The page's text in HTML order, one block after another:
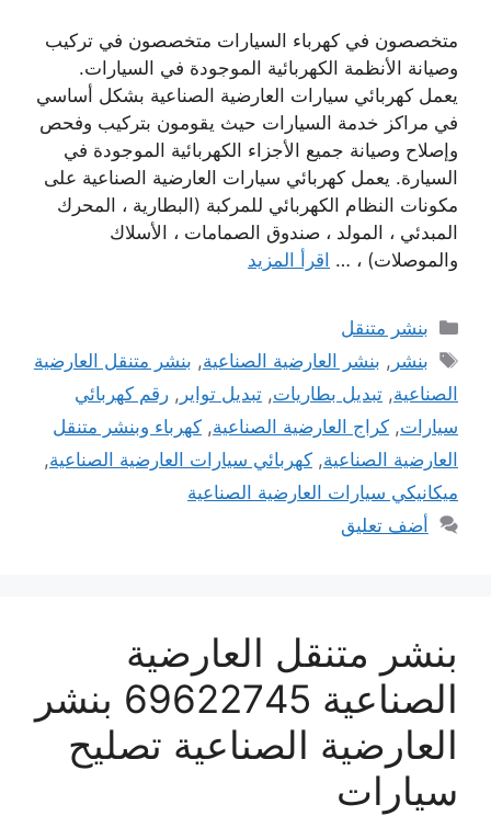
متخصصون في كهرباء السيارات متخصصون في تركيب
وصيانة الأنظمة الكهربائية الموجودة في السيارات.
يعمل كهربائي سيارات العارضية الصناعية بشكل أساسي
في مراكز خدمة السيارات حيث يقومون بتركيب وفحص
وإصلاح وصيانة جميع الأجزاء الكهربائية الموجودة في
السيارة. يعمل كهربائي سيارات العارضية الصناعية على
مكونات النظام الكهربائي للمركبة (البطارية ، المحرك
المبدئي ، المولد ، صندوق الصمامات ، الأسلاك
والموصلات) ، … اقرأ المزيد
التصنيفات
بنشر متنقل
الوسوم
بنشر , بنشر العارضية الصناعية, بنشر متنقل العارضية
الصناعية, تبديل بطاريات, تبديل تواير , رقم كهربائي
سيارات, كراج العارضية الصناعية, كهرباء وبنشر متنقل
العارضية الصناعية, كهربائي سيارات العارضية الصناعية,
ميكانيكي سيارات العارضية الصناعية
أضف تعليق
بنشر متنقل العارضية
الصناعية 69622745 بنشر
العارضية الصناعية تصليح
سيارات